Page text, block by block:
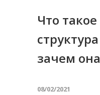
Что
зачем
08/02/2021